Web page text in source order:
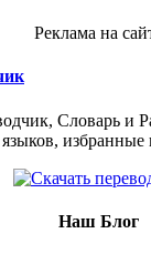
Реклама на
Словарь и
избранные
Наш Блог